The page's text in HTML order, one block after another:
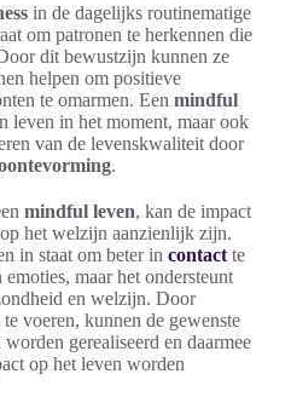
in de dagelijks routinematige
om patronen te herkennen die
dit bewustzijn kunnen ze
helpen om positieve
te omarmen. Een mindful
leven in het moment, maar ook
van de levenskwaliteit door
.
mindful leven, kan de impact
het welzijn aanzienlijk zijn.
in staat om beter in contact te
maar het ondersteunt
en welzijn. Door
voeren, kunnen de gewenste
gerealiseerd en daarmee
op het leven worden